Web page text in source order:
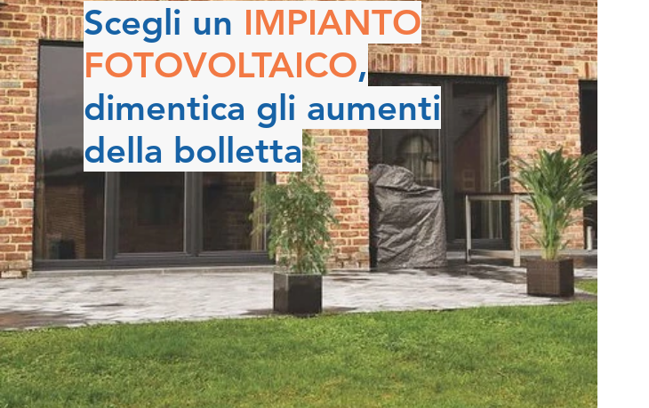
Scegli un IMPIANTO
FOTOVOLTAICO,
dimentica gli aumenti
della bolletta